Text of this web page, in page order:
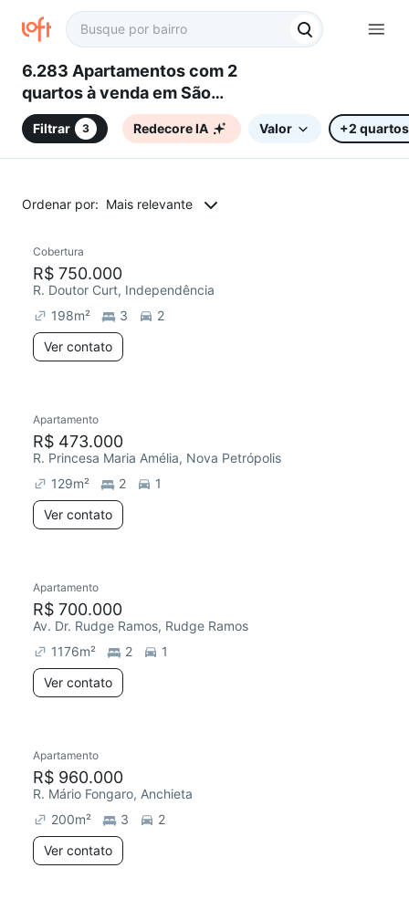
6.283 Apartamentos com 2
quartos à venda em São
Bernardo do Campo, SP
Filtrar 3 Redecore IA Valor +2 quartos
Ordenar por: Mais relevante
Redecorar
Cobertura
R$ 750.000
R. Doutor Curt, Independência
198m² 3
2
Ver contato
Apartamento
R$ 473.000
R. Princesa Maria Amélia, Nova Petrópolis
129m² 2
1
Ver contato
Apartamento
R$ 700.000
Av. Dr. Rudge Ramos, Rudge Ramos
1176m² 2
1
Ver contato
Apartamento
R$ 960.000
R. Mário Fongaro, Anchieta
200m² 3
2
Ver contato